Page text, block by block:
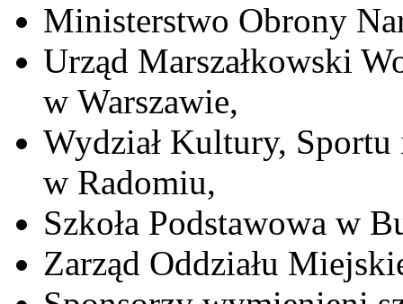
Ministerstwo Obrony
Urząd Marszałkowski
w Warszawie,
Wydział Kultury,
w Radomiu,
Szkoła Podstawowa w
Zarząd Oddziału